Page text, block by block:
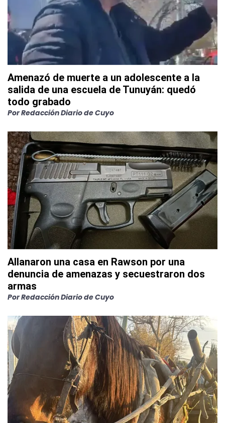
Amenazó de muerte a un adolescente a la
salida de una escuela de Tunuyán: quedó
todo grabado
PorRedacción Diario de Cuyo
Allanaron una casa en Rawson por una
denuncia de amenazas y secuestraron dos
armas
PorRedacción Diario de Cuyo